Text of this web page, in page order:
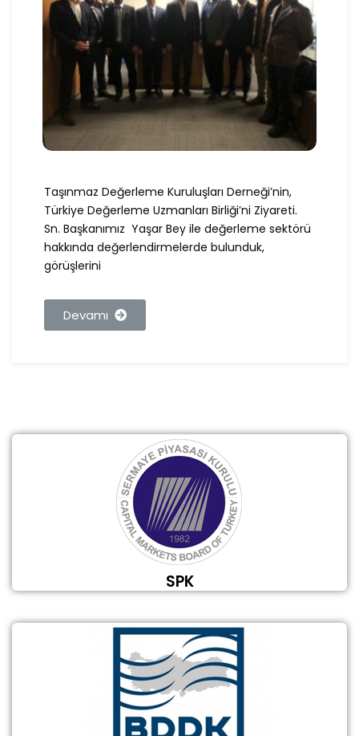
Taşınmaz Değerleme Kuruluşları Derneği’nin,
Türkiye Değerleme Uzmanları Birliği’ni Ziyareti.
Sn. Başkanımız Yaşar Bey ile değerleme sektörü
hakkında değerlendirmelerde bulunduk,
görüşlerini
Devamı
SPK